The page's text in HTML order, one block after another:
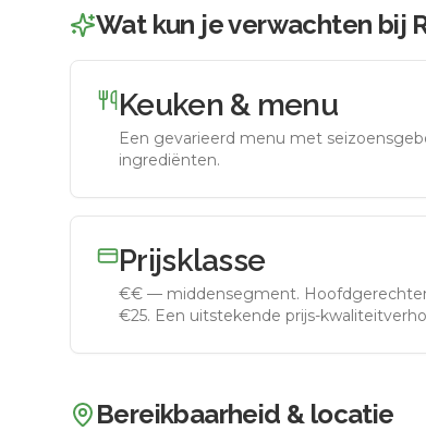
Wat kun je verwachten bij
Keuken & menu
Een gevarieerd menu met
ingrediënten.
Prijsklasse
€€ — middensegment.
€25. Een uitstekende prijs-
Bereikbaarheid & locatie